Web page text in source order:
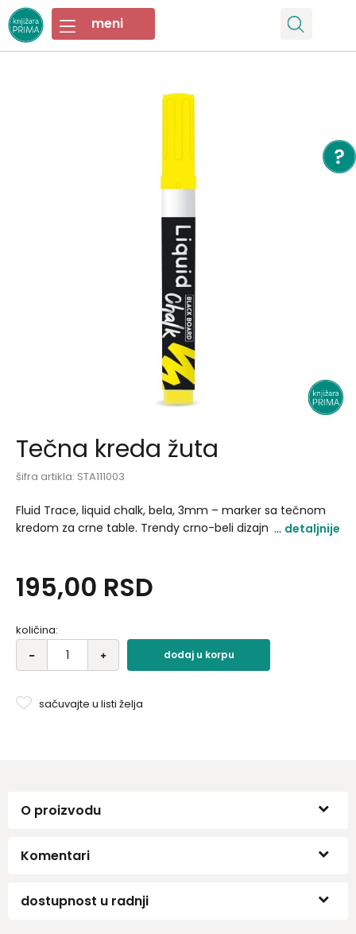
Tečna kreda žuta
šifra artikla: STA111003
Fluid Trace, liquid chalk, bela, 3mm – marker sa tečnom
kredom za crne table. Trendy crno-beli dizajn i 3 mm
profesionalnoj upotrebi..
detaljnije
195,00 RSD
količina:
dodaj u korpu
sačuvajte u listi želja
O proizvodu
Komentari
dostupnost u radnji